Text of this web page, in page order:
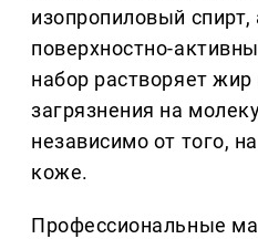
изопропиловый
поверхностно-
набор растворяет жир
загрязнения на
независимо от того,
коже.
Профессиональные